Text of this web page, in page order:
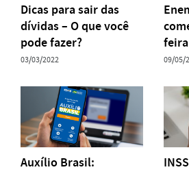
Dicas para sair das
dívidas – O que você
pode fazer?
03/03/2022 09/05/
Auxílio Brasil: